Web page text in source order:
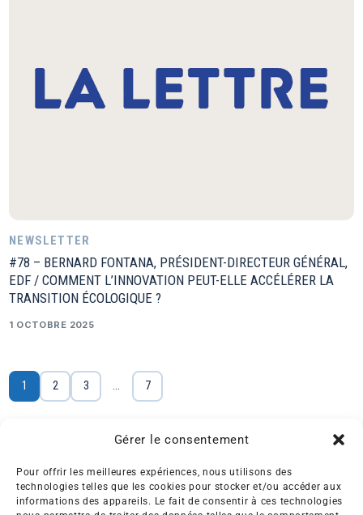
Gérer le consentement
Pour offrir les meilleures expériences, nous utilisons des
technologies telles que les cookies pour stocker et/ou accéder aux
informations des appareils. Le fait de consentir à ces technologies
NEWSLETTER
#78 – BERNARD FONTANA, PRÉSIDENT-DIRECTEUR GÉNÉRAL,
EDF / COMMENT L’INNOVATION PEUT-ELLE ACCÉLÉRER LA
TRANSITION ÉCOLOGIQUE ?
1 OCTOBRE 2025
1 2 3 … 7